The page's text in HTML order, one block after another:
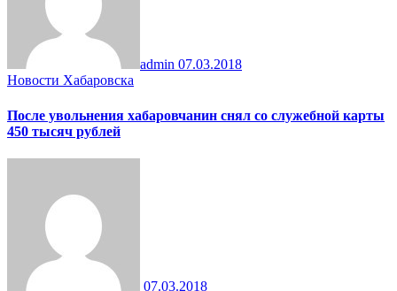
admin 07.03.2018
Новости Хабаровска
После увольнения хабаровчанин снял со служебной карты
450 тысяч рублей
07.03.2018